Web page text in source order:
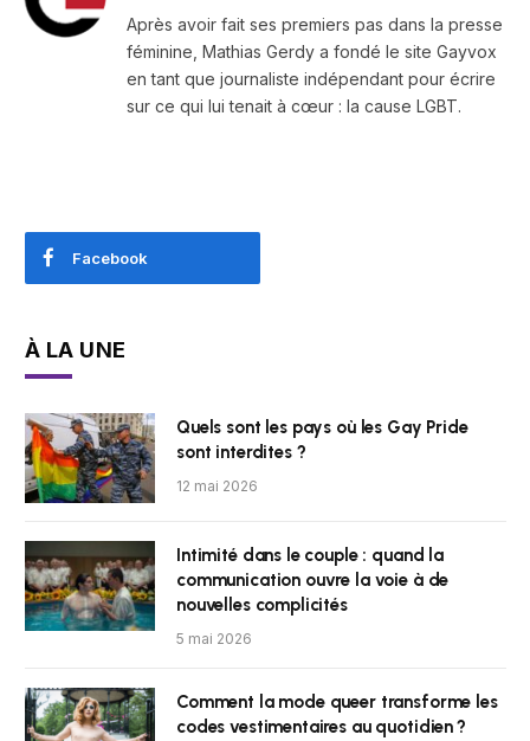
Après avoir fait ses premiers pas dans la presse
féminine, Mathias Gerdy a fondé le site Gayvox
en tant que journaliste indépendant pour écrire
sur ce qui lui tenait à cœur : la cause LGBT.
Facebook
À LA UNE
Quels sont les pays où les Gay Pride
sont interdites ?
12 mai 2026
Intimité dans le couple : quand la
communication ouvre la voie à de
nouvelles complicités
5 mai 2026
Comment la mode queer transforme les
codes vestimentaires au quotidien ?